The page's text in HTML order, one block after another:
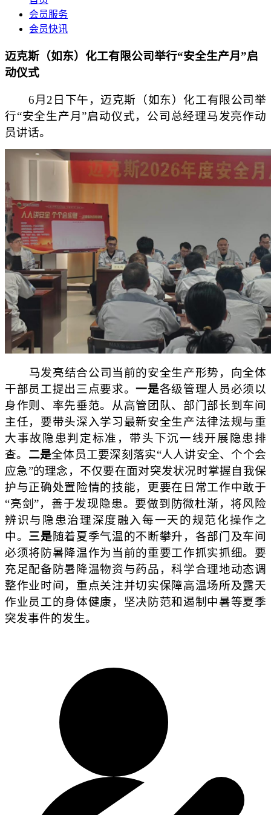
会员服务
会员快讯
迈克斯（如东）化工有限公司举行“安全生产月”启
动仪式
6月2日下午，迈克斯（如东）化工有限公司举
行“安全生产月”启动仪式，公司总经理马发亮作动
员讲话。
马发亮结合公司当前的安全生产形势，向全体
干部员工提出三点要求。一是各级管理人员必须以
身作则、率先垂范。从高管团队、部门部长到车间
主任，要带头深入学习最新安全生产法律法规与重
大事故隐患判定标准，带头下沉一线开展隐患排
查。 二是全体员工要深刻落实“人人讲安全、个个会
应急”的理念，不仅要在面对突发状况时掌握自我保
护与正确处置险情的技能，更要在日常工作中敢于
“亮剑”，善于发现隐患。要做到防微杜渐，将风险
辨识与隐患治理深度融入每一天的规范化操作之
中。 三是随着夏季气温的不断攀升，各部门及车间
必须将防暑降温作为当前的重要工作抓实抓细。要
充足配备防暑降温物资与药品，科学合理地动态调
整作业时间，重点关注并切实保障高温场所及露天
作业员工的身体健康，坚决防范和遏制中暑等夏季
突发事件的发生。